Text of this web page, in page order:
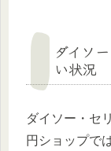
ダイソ
い状況
ダイソー・セ
円ショップで